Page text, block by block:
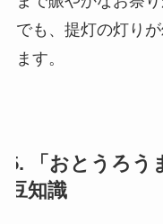
でも、提灯の灯り
ます。
5. 「おとうろ
豆知識